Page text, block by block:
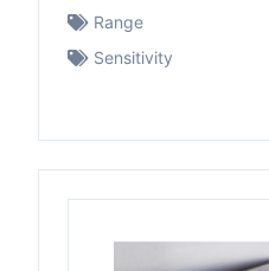
Range
Sensitivity